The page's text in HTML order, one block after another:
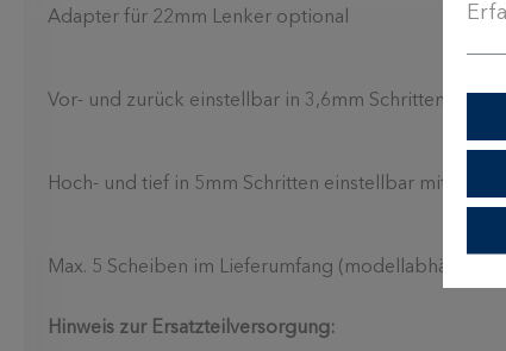
Adapter für 22mm Lenker optional
Vor- und zurück einstellbar in 3,6mm Schritten (max.
Hoch- und tief in 5mm Schritten einstellbar mit
Max. 5 Scheiben im Lieferumfang (modellabhängig)
Hinweis zur Ersatzteilversorgung: